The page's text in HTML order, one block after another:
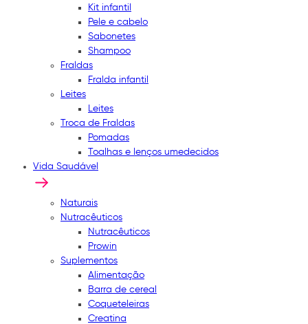
Kit infantil
Pele e cabelo
Sabonetes
Shampoo
Fraldas
Fralda infantil
Leites
Leites
Troca de Fraldas
Pomadas
Toalhas e lenços umedecidos
Vida Saudável
Naturais
Nutracêuticos
Nutracêuticos
Prowin
Suplementos
Alimentação
Barra de cereal
Coqueteleiras
Creatina